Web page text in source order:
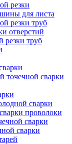
резки
для листа
резки труб
отверстий
резки труб
точечной сварки
сварки
проволоки
сварки
сварки